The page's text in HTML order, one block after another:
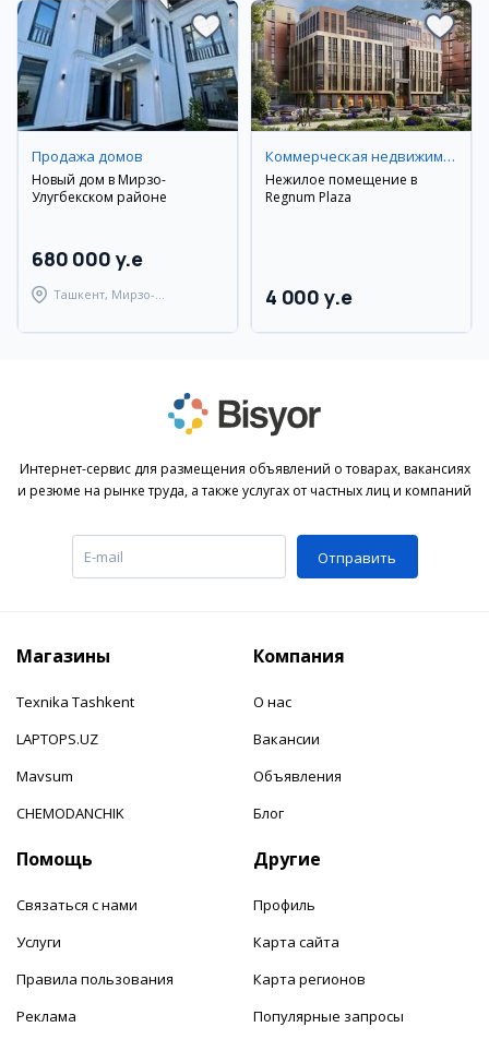
Продажа домов
Новый дом в Мирзо-
Улугбекском районе
680 000 y.e
Ташкент, Мирзо-
Коммерческая недвижимость
Нежилое помещение в
Regnum Plaza
4 000 y.e
Интернет-сервис для размещения объявлений о товарах, вакансиях
и резюме на рынке труда, а также услугах от частных лиц и компаний
Отправить
Магазины
Texnika Tashkent
LAPTOPS.UZ
Mavsum
CHEMODANCHIK
Компания
О нас
Вакансии
Объявления
Блог
Помощь
Связаться с нами
Услуги
Правила пользования
Реклама
Другие
Профиль
Карта сайта
Карта регионов
Популярные запросы